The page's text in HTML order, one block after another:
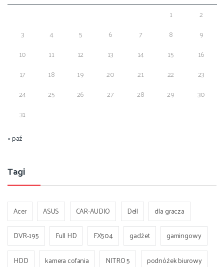
1
2
3
4 5 6 7 8
9
10
11 12 13 14 15
16
17
18 19 20 21 22
23
24
25 26 27 28 29
30
31
« paź
Tagi
Acer ASUS CAR-AUDIO Dell
dla gracza
DVR-195
Full HD FX504 gadżet
gamingowy
HDD
kamera cofania NITRO 5
podnóżek biurowy